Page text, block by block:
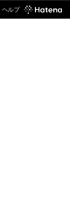
ヘルプ